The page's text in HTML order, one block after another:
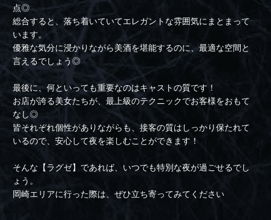
点◎
総合すると、落ち着いていてエレガントな雰囲気にまとまって
います。
優雅な気分に浸かりながら美酒を堪能するのに、最適な空間と
言えるでしょう◎
最後に、何といっても重要なのはキャストの質です！
お店が誇る美女たちが、最上級のテクニックでお客様をおもて
なし◎
皆それぞれ個性がありながらも、接客の質はしっかり保たれて
いるので、安心して夜を楽しむことができます！
そんな【ラグゼ】であれば、いつでも特別な夜が過ごせるでし
ょう。
岡崎エリアに行った際は、ぜひ立ち寄ってみてください